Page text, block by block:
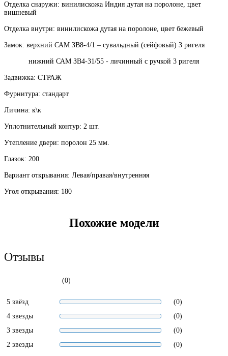
Отделка снаружи: винилискожа Индия дутая на поролоне, цвет
вишневый
Отделка внутри: винилискожа дутая на поролоне, цвет бежевый
Замок: верхний САМ ЗВ8-4/1 – сувальдный (сейфовый) 3 ригеля
нижний САМ ЗВ4-31/55 - личинный с ручкой 3 ригеля
Задвижка: СТРАЖ
Фурнитура: стандарт
Личина: к\к
Уплотнительный контур: 2 шт.
Утепление двери: поролон 25 мм.
Глазок: 200
Вариант открывания: Левая/правая/внутренняя
Угол открывания: 180
Похожие модели
Отзывы
(0)
5 звёзд
(0)
4 звезды
(0)
3 звезды
(0)
2 звезды
(0)